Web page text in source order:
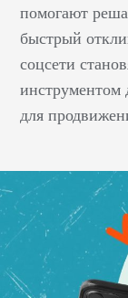
помогают
быстрый
соцсети
для